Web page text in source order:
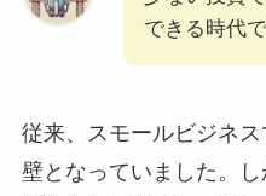
できる時代で
従来、スモールビジネ
壁となっていました。